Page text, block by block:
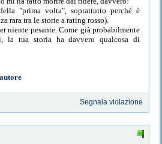
"prima volta", soprattutto perché è
rara tra le storie a rating rosso).
niente pesante. Come già probabilmente
la tua storia ha davvero qualcosa di
Segnala violazione